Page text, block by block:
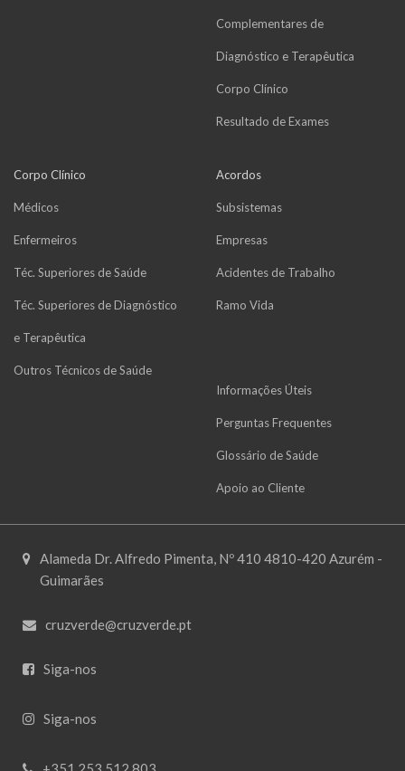
Complementares de
Diagnóstico e Terapêutica
Corpo Clínico
Resultado de Exames
Corpo Clínico
Médicos
Enfermeiros
Téc. Superiores de Saúde
Téc. Superiores de Diagnóstico
e Terapêutica
Outros Técnicos de Saúde
Acordos
Subsistemas
Empresas
Acidentes de Trabalho
Ramo Vida
Informações Úteis
Perguntas Frequentes
Glossário de Saúde
Apoio ao Cliente
Alameda Dr. Alfredo Pimenta, Nº 410 4810-420 Azurém -
Guimarães
cruzverde@cruzverde.pt
Siga-nos
Siga-nos